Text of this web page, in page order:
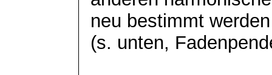
neu bestimmt werden
(s. unten,